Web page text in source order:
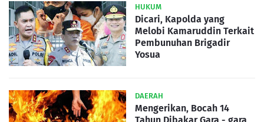
HUKUM
Dicari, Kapolda yang
Melobi Kamaruddin Terkait
Pembunuhan Brigadir
Yosua
DAERAH
Mengerikan, Bocah 14